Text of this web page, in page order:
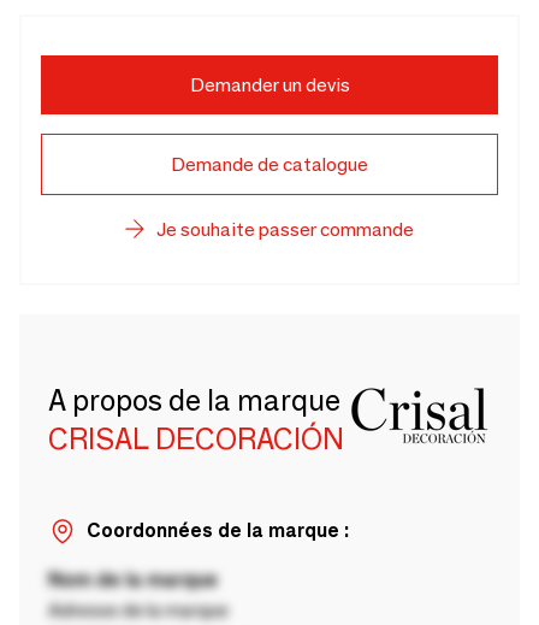
Demander un devis
Demande de catalogue
Je souhaite passer commande
A propos de la marque
CRISAL DECORACIÓN
Coordonnées de la marque :
Nom de la marque
Adresse de la marque